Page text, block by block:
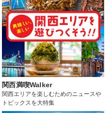
関西満喫Walker
関西エリアを楽しむためのニュースや
トピックスを大特集